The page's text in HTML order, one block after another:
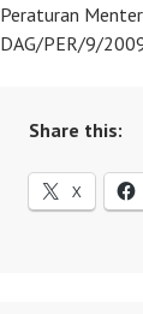
Peraturan
DAG/PER/9/
Share this:
X